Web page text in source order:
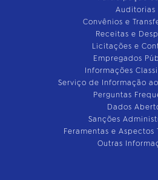
Auditorias
Convênios e
Receitas e
Licitações e
Empregados
Informações
Serviço de Informação
Perguntas
Dados
Sanções
Feramentas e Aspectos
Outras